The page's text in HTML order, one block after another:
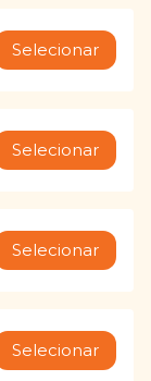
Selecionar
Selecionar
Selecionar
Selecionar